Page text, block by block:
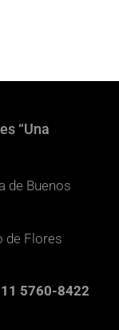
“Una
de Buenos
de Flores
5760-8422